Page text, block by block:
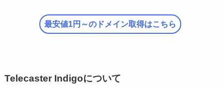
最安値1円～のドメイン取得はこちら
Telecaster Indigoについて